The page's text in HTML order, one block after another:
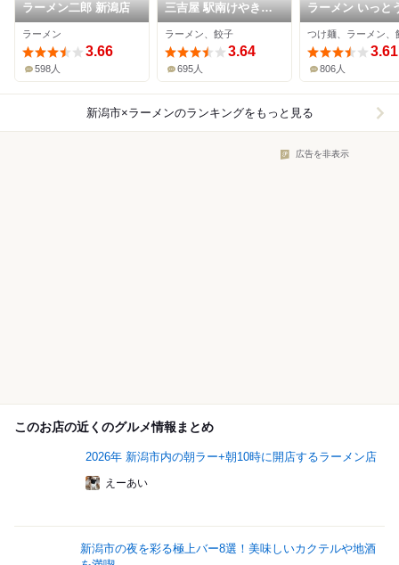
ラーメン二郎 新潟店
ラーメン
3.66
598人
三吉屋 駅南けやき通
り店
ラーメン、餃子
3.64
695人
ラーメン いっと
つけ麺、ラーメン、
3.61
806人
新潟市×ラーメンのランキングをもっと見る
広告を非表示
このお店の近くのグルメ情報まとめ
2026年 新潟市内の朝ラー+朝10時に開店するラーメン店
えーあい
新潟市の夜を彩る極上バー8選！美味しいカクテルや地酒